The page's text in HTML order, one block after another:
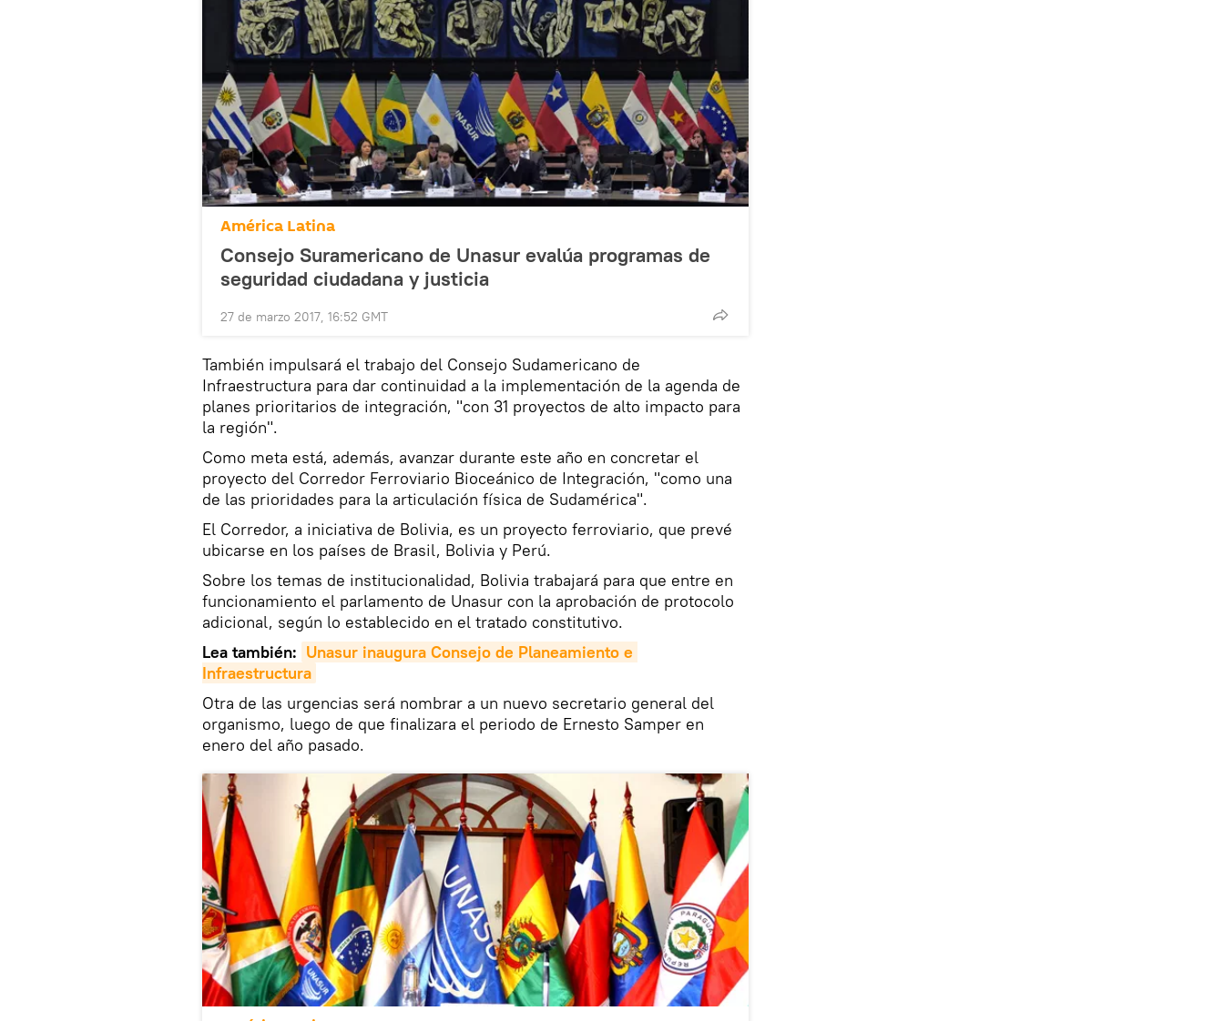
América Latina
Consejo Suramericano de Unasur evalúa programas de
seguridad ciudadana y justicia
27 de marzo 2017, 16:52 GMT
También impulsará el trabajo del Consejo Sudamericano de
Infraestructura para dar continuidad a la implementación de la agenda de
planes prioritarios de integración, "con 31 proyectos de alto impacto para
la región".
Como meta está, además, avanzar durante este año en concretar el
proyecto del Corredor Ferroviario Bioceánico de Integración, "como una
de las prioridades para la articulación física de Sudamérica".
El Corredor, a iniciativa de Bolivia, es un proyecto ferroviario, que prevé
ubicarse en los países de Brasil, Bolivia y Perú.​​
Sobre los temas de institucionalidad, Bolivia trabajará para que entre en
funcionamiento el parlamento de Unasur con la aprobación de protocolo
adicional, según lo establecido en el tratado constitutivo.
Lea también: Unasur inaugura Consejo de Planeamiento e
Infraestructura
Otra de las urgencias será nombrar a un nuevo secretario general del
organismo, luego de que finalizara el periodo de Ernesto Samper en
enero del año pasado.